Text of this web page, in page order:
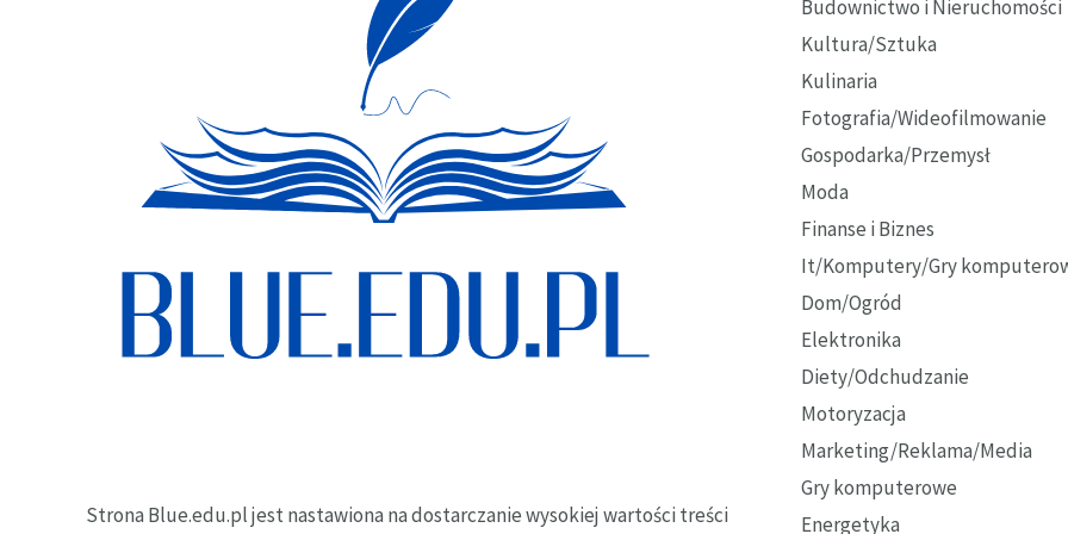
Strona Blue.edu.pl jest nastawiona na dostarczanie wysokiej wartości treści
Budownictwo i Nieruchomości
Kultura/Sztuka
Kulinaria
Fotografia/Wideofilmowanie
Gospodarka/Przemysł
Moda
Finanse i Biznes
It/Komputery/Gry
Dom/Ogród
Elektronika
Diety/Odchudzanie
Motoryzacja
Marketing/Reklama/Media
Gry komputerowe
Energetyka